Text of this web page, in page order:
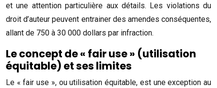
et une attention particulière aux détails. Les violations du
droit d’auteur peuvent entrainer des amendes conséquentes,
allant de 750 à 30 000 dollars par infraction.
Le concept de « fair use » (utilisation
équitable) et ses limites
Le « fair use », ou utilisation équitable, est une exception au